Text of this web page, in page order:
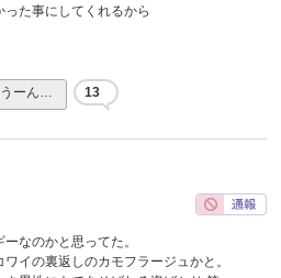
た事にしてくれるから
うーん… 13
なのかと思ってた。
イの裏返しのカモフラージュかと。